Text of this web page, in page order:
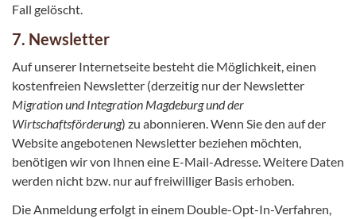
Fall gelöscht.
7. Newsletter
Auf unserer Internetseite besteht die Möglichkeit, einen
kostenfreien Newsletter (derzeitig nur der Newsletter
Migration und Integration Magdeburg und der
Wirtschaftsförderung) zu abonnieren. Wenn Sie den auf der
Website angebotenen Newsletter beziehen möchten,
benötigen wir von Ihnen eine E-Mail-Adresse. Weitere Daten
werden nicht bzw. nur auf freiwilliger Basis erhoben.
Die Anmeldung erfolgt in einem Double-Opt-In-Verfahren,